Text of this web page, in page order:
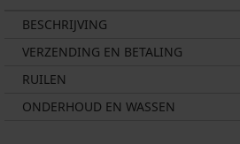
BESCHRIJVING
VERZENDING EN BETALING
RUILEN
ONDERHOUD EN WASSEN